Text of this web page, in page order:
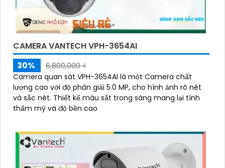
CAMERA VANTECH VPH-3654AI
30%
6,800,000 ₫
Camera quan sát VPH-3654AI là một Camera chất
lượng cao với độ phân giải 5.0 MP, cho hình ảnh rõ nét
và sắc nét. Thiết kế màu sắt trong sáng mang lại tính
thẩm mỹ và độ bền cao